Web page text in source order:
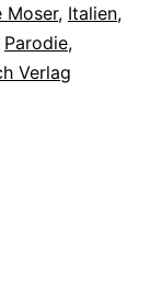
Moser, Italien,
Parodie,
Verlag